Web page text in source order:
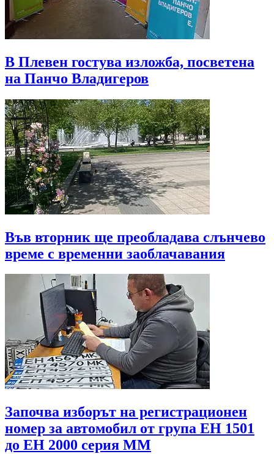
В Плевен гостува изложба, посветена
на Панчо Владигеров
Във вторник ще преобладава слънчево
време с временни заоблачавания
Започва изборът на регистрационен
номер за автомобил от група ЕН 1501
до EH 2000 серия MМ